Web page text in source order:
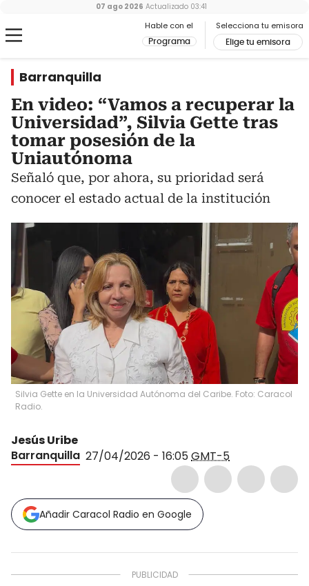
Hable con el
Programa
Selecciona tu emisora
Elige tu emisora
07 ago 2026 Actualizado 03:41
Barranquilla
En video: “Vamos a recuperar la
Universidad”, Silvia Gette tras
tomar posesión de la
Uniautónoma
Señaló que, por ahora, su prioridad será
conocer el estado actual de la institución
Silvia Gette en la Universidad Autónoma del Caribe. Foto: Caracol
Radio.
Jesús Uribe
Barranquilla 27/04/2026 - 16:05GMT-5
Añadir Caracol Radio en Google